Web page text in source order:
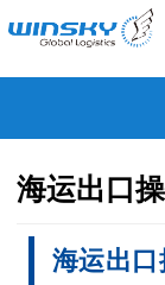
海运出口
海运出